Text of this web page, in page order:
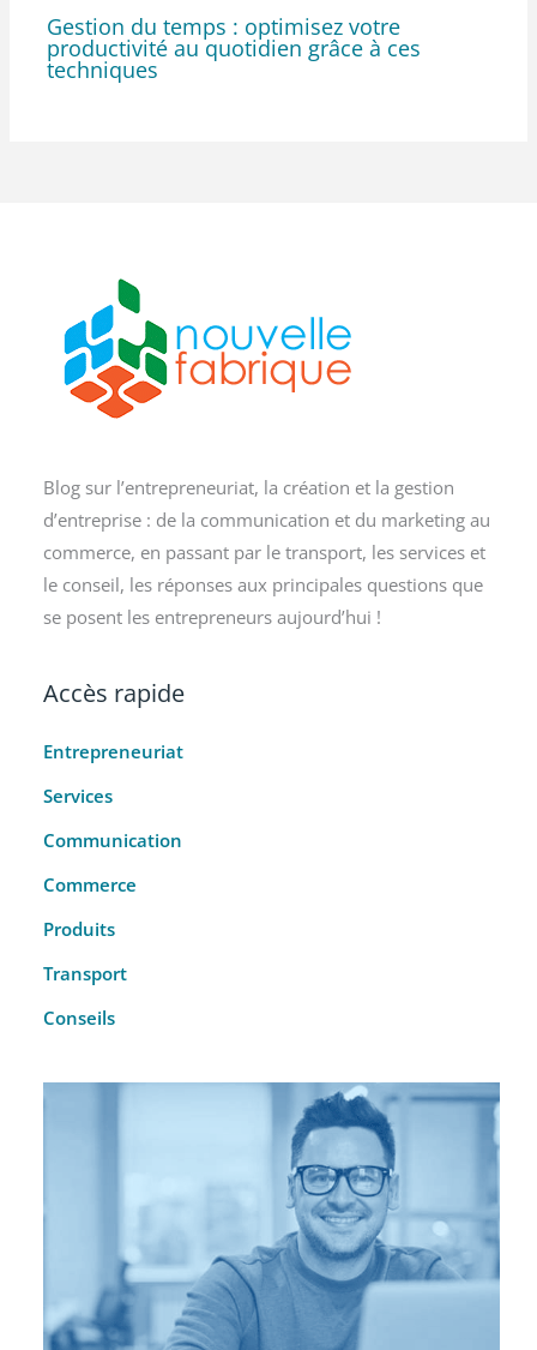
Gestion du temps : optimisez votre
productivité au quotidien grâce à ces
techniques
Blog sur l’entrepreneuriat, la création et la gestion
d’entreprise : de la communication et du marketing au
commerce, en passant par le transport, les services et
le conseil, les réponses aux principales questions que
se posent les entrepreneurs aujourd’hui !
Accès rapide
Entrepreneuriat
Services
Communication
Commerce
Produits
Transport
Conseils